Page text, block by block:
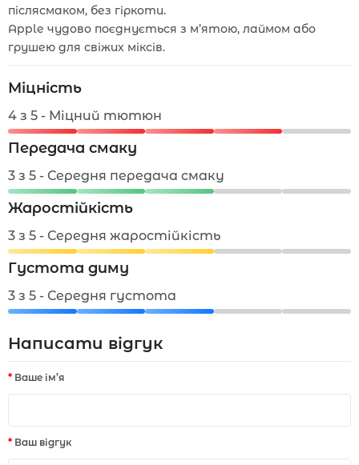
післясмаком, без гіркоти.
Apple чудово поєднується з м’ятою, лаймом або
грушею для свіжих міксів.
Міцність
4 з 5 - Міцний тютюн
Передача смаку
3 з 5 - Середня передача смаку
Жаростійкість
3 з 5 - Середня жаростійкість
Густота диму
3 з 5 - Середня густота
Написати відгук
Ваше ім’я
Ваш відгук